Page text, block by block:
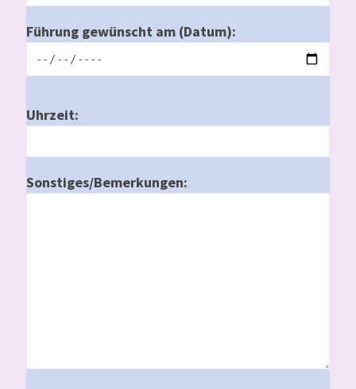
Führung gewünscht am (Datum):
Uhrzeit:
Sonstiges/Bemerkungen: